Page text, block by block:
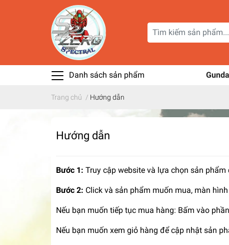
Danh sách sản phẩm
Trang chủ / Hướng dẫn
Hướng dẫn
Bước 1: Truy cập website và lựa chọn sản
Bước 2: Click và sản phẩm muốn mua, màn
Nếu bạn muốn tiếp tục mua hàng: Bấm vào
Nếu bạn muốn xem giỏ hàng để cập nhật sản